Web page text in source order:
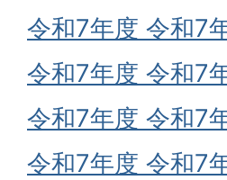
令和7年度 令和7
令和7年度 令和7
令和7年度 令和7
令和7年度 令和7